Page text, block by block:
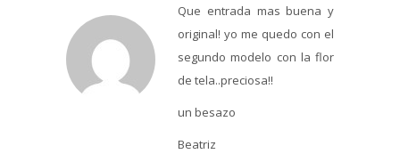
Que entrada mas buena y
original! yo me quedo con el
segundo modelo con la flor
de tela..preciosa!!
un besazo
Beatriz